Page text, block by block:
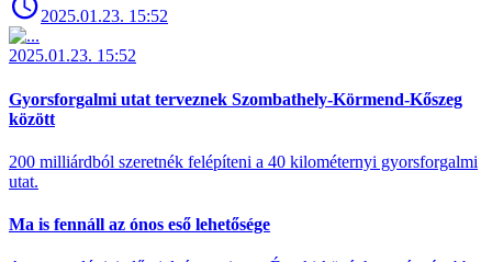
2025.01.23. 15:52
2025.01.23. 15:52
Gyorsforgalmi utat terveznek Szombathely-Körmend-Kőszeg
között
200 milliárdból szeretnék felépíteni a 40 kilométernyi gyorsforgalmi
utat.
Ma is fennáll az ónos eső lehetősége